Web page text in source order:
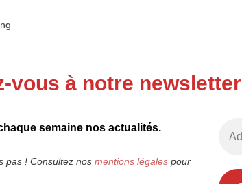
vous à notre newsletter
semaine nos actualités.
pas ! Consultez nos mentions légalespour